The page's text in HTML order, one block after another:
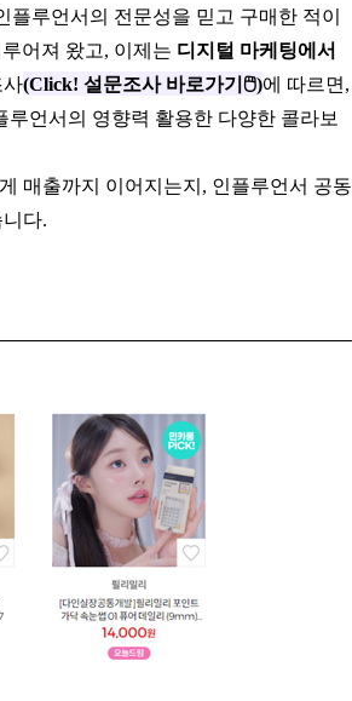
루언서의 전문성을 믿고 구매한 적이
어져 왔고, 이제는 디지털 마케팅에서
사(Click! 설문조사 바로가기🖱️)에 따르면,
언서의 영향력 활용한 다양한 콜라보
매출까지 이어지는지, 인플루언서 공동
다.